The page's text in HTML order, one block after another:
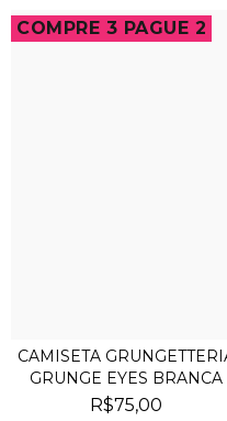
COMPRE 3 PAGUE 2
CAMISETA
GRUNGE EYES BRANCA
R$75,00